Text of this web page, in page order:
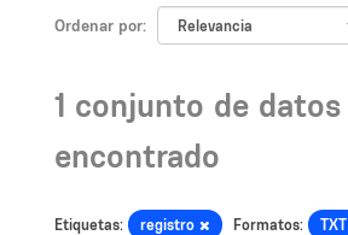
Ordenar por
1 conjunto de datos
encontrado
Etiquetas: registro Formatos: TXT